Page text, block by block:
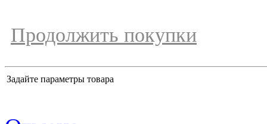
Продолжить покупки
Задайте параметры товара